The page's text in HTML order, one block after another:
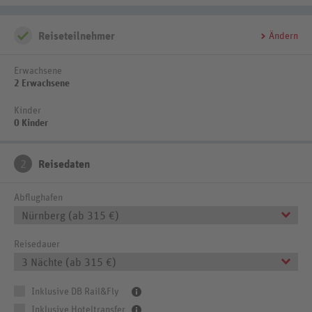
Reiseteilnehmer Ändern
Erwachsene
2 Erwachsene
Kinder
0 Kinder
2 Reisedaten
Abflughafen
Nürnberg (ab 315 €)
Reisedauer
3 Nächte (ab 315 €)
Inklusive DB Rail&Fly
Inklusive Hoteltransfer